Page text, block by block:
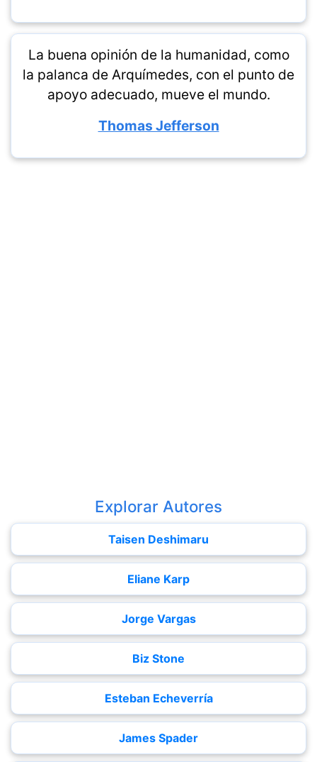
La buena opinión de la humanidad, como
la palanca de Arquímedes, con el punto de
apoyo adecuado, mueve el mundo.
Thomas Jefferson
Explorar Autores
Taisen Deshimaru
Eliane Karp
Jorge Vargas
Biz Stone
Esteban Echeverría
James Spader